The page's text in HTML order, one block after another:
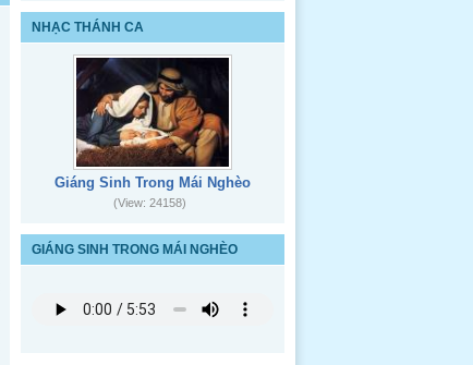
NHẠC THÁNH CA
Giáng Sinh Trong Mái Nghèo
(View: 24158)
GIÁNG SINH TRONG MÁI NGHÈO